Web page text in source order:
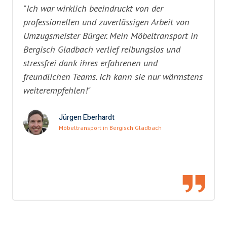
"Ich war wirklich beeindruckt von der
professionellen und zuverlässigen Arbeit von
Umzugsmeister Bürger. Mein Möbeltransport in
Bergisch Gladbach verlief reibungslos und
stressfrei dank ihres erfahrenen und
freundlichen Teams. Ich kann sie nur wärmstens
weiterempfehlen!"
Jürgen Eberhardt
Möbeltransport in Bergisch Gladbach